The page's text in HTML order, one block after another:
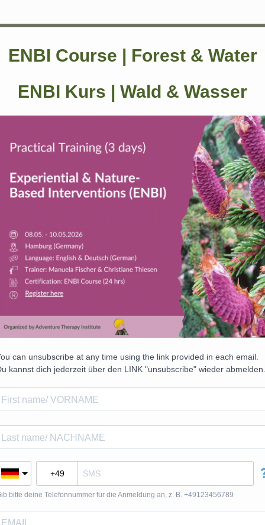
ENBI Course | Forest & Water
ENBI Kurs | Wald & Wasser
can unsubscribe at any time using the link provided in each email.
kannst dich jederzeit über den LINK "unsubscribe" wieder abmelden.
bitte deine Telefonnummer für die Anmeldung an, z. B. +49123456789